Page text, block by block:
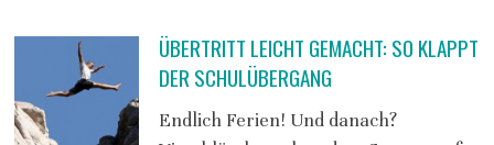
ÜBERTRITT LEICHT GEMACHT: SO KLAPPT
DER SCHULÜBERGANG
Endlich Ferien! Und danach?